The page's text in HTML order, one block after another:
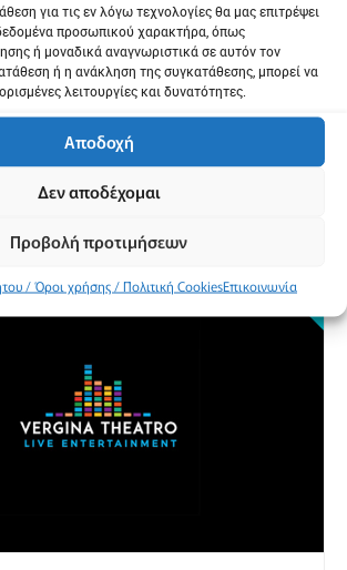
για τις εν λόγω τεχνολογίες θα μας επιτρέψει
προσωπικού χαρακτήρα, όπως
ή μοναδικά αναγνωριστικά σε αυτόν τον
ή η ανάκληση της συγκατάθεσης, μπορεί να
λειτουργίες και δυνατότητες.
Αποδοχή
Δεν αποδέχομαι
Προβολή προτιμήσεων
/ Όροι χρήσης / Πολιτική CookiesΕπικοινωνία
Προβολή χάρτη